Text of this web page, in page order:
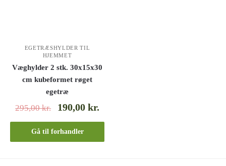
EGETRÆSHYLDER TIL
HJEMMET
Væghylder 2 stk. 30x15x30
cm kubeformet røget
egetræ
295,00kr. 190,00kr.
Gå til forhandler